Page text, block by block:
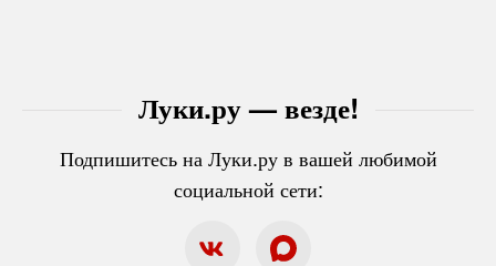
Луки.ру — везде!
Подпишитесь на Луки.ру в вашей любимой
социальной сети: